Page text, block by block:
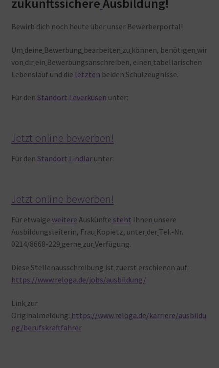
zukunftssichereAusbildung!
Bewirb dich noch heute über unser Bewerberportal!
Um deine Bewerbung bearbeiten zu können, benötigen wir
von dir ein Bewerbungsanschreiben, einen tabellarischen
Lebenslauf und die letzten beiden Schulzeugnisse.
Für den Standort Leverkusen unter:
Jetzt online bewerben!
Für den Standort Lindlarunter:
Jetzt online bewerben!
Für etwaige weitere Auskünfte steht Ihnen unsere
Ausbildungsleiterin, Frau Kopietz, unter der Tel.-Nr.
0214/8668-229 gerne zurVerfügung.
Diese Stellenausschreibung ist zuerst erschienen auf:
https://www.reloga.de/jobs/ausbildung/
Link zur
Originalmeldung: https://www.reloga.de/karriere/ausbildu
ng/berufskraftfahrer